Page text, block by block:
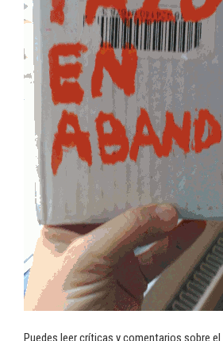
Puedes leer críticas y comentarios sobre el